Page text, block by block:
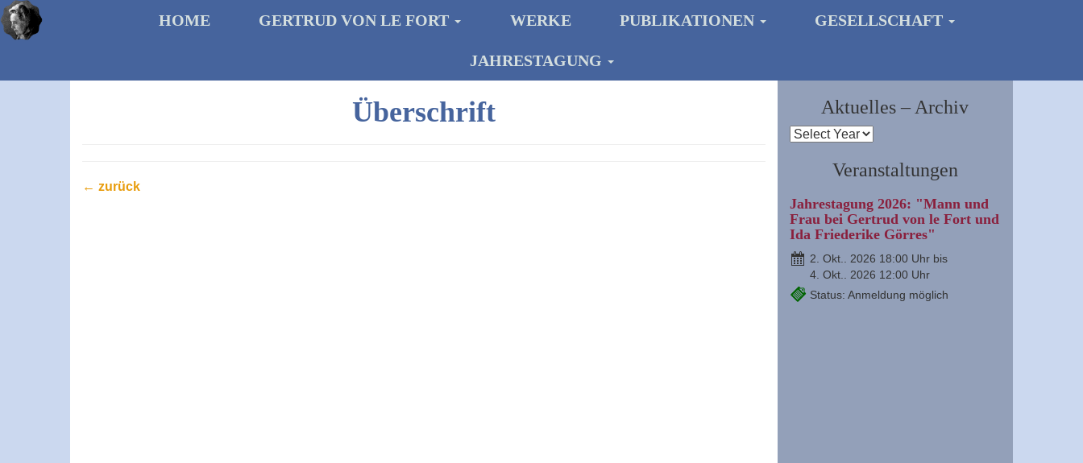
HOME GERTRUD VON LE FORT WERKE PUBLIKATIONEN GESELLSCHAFT
JAHRESTAGUNG
Überschrift
← zurück
Aktuelles – Archiv
Veranstaltungen
Jahrestagung 2026: "Mann und
Frau bei Gertrud von le Fort und
Ida Friederike Görres"
2. Okt.. 2026 18:00 Uhr bis
4. Okt.. 2026 12:00 Uhr
Status: Anmeldung möglich